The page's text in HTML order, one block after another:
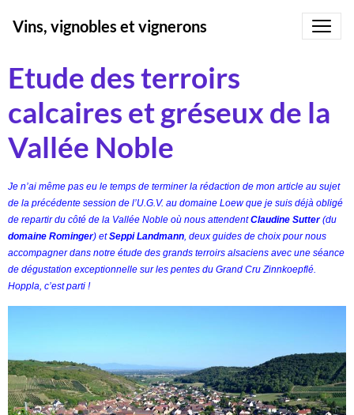
Vins, vignobles et vignerons
Etude des terroirs
calcaires et gréseux de la
Vallée Noble
Je n’ai même pas eu le temps de terminer la rédaction de mon article au sujet
de la précédente session de l’U.G.V. au domaine Loew que je suis déjà obligé
de repartir du côté de la Vallée Noble où nous attendentClaudine Sutter(du
domaine Rominger) etSeppi Landmann, deux guides de choix pour nous
accompagner dans notre étude des grands terroirs alsaciens avec une séance
de dégustation exceptionnelle sur les pentes du Grand Cru Zinnkoepflé.
Hoppla, c’est parti !